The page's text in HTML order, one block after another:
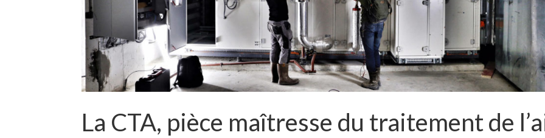
La CTA, pièce maîtresse du traitement de